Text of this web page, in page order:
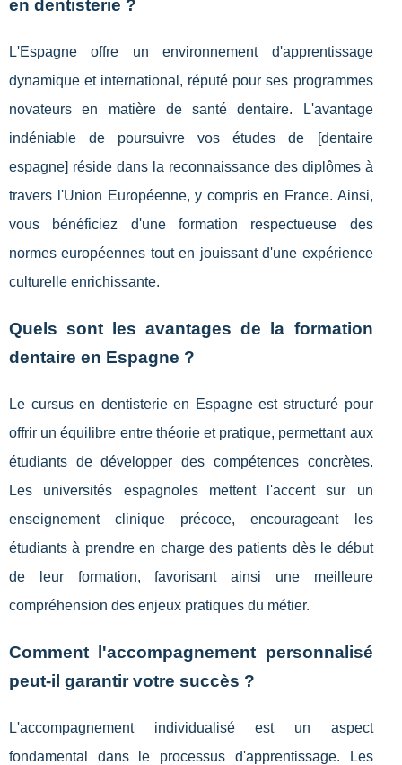
en dentisterie ?
L'Espagne offre un environnement d'apprentissage
dynamique et international, réputé pour ses programmes
novateurs en matière de santé dentaire. L'avantage
indéniable de poursuivre vos études de [dentaire
espagne] réside dans la reconnaissance des diplômes à
travers l'Union Européenne, y compris en France. Ainsi,
vous bénéficiez d'une formation respectueuse des
normes européennes tout en jouissant d'une expérience
culturelle enrichissante.
Quels sont les avantages de la formation
dentaire en Espagne ?
Le cursus en dentisterie en Espagne est structuré pour
offrir un équilibre entre théorie et pratique, permettant aux
étudiants de développer des compétences concrètes.
Les universités espagnoles mettent l'accent sur un
enseignement clinique précoce, encourageant les
étudiants à prendre en charge des patients dès le début
de leur formation, favorisant ainsi une meilleure
compréhension des enjeux pratiques du métier.
Comment l'accompagnement personnalisé
peut-il garantir votre succès ?
L'accompagnement individualisé est un aspect
fondamental dans le processus d'apprentissage. Les